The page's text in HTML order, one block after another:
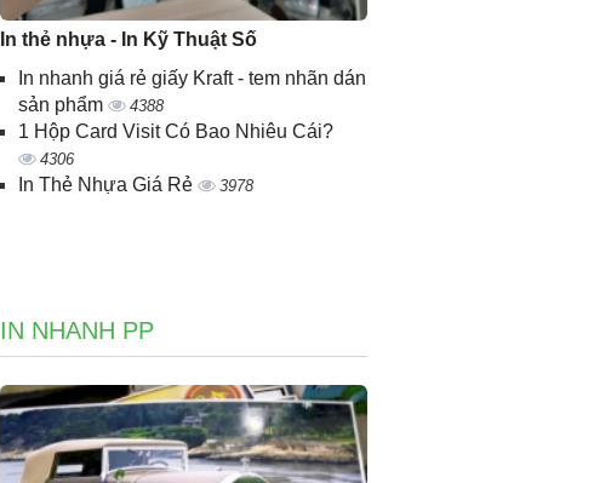
In thẻ nhựa - In Kỹ Thuật Số
In nhanh giá rẻ giấy Kraft - tem nhãn dán
sản phẩm
4388
1 Hộp Card Visit Có Bao Nhiêu Cái?
4306
In Thẻ Nhựa Giá Rẻ 3978
IN NHANH PP